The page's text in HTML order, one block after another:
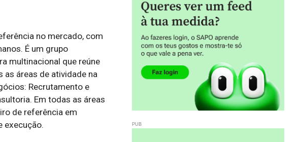
no mercado, com
É um grupo
multinacional que reúne
áreas de atividade na
Recrutamento e
Em todas as áreas
de referência em
execução.